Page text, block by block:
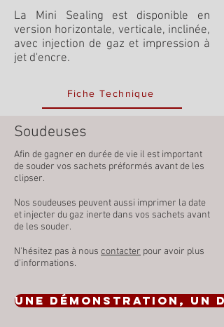
La Mini Sealing est disponible en
version horizontale, verticale, inclinée,
avec injection de gaz et impression à
jet d'encre.
Fiche Technique
Soudeuses
Afin de gagner en durée de vie il est important
de souder vos sachets préformés avant de les
clipser.
Nos soudeuses peuvent aussi imprimer la date
et injecter du gaz inerte dans vos sachets avant
de les souder.
N'hésitez pas à nous contacter pour avoir plus
d'informations.
Une démonstration, un